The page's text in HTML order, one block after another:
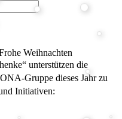
unterstützen die
Gruppe dieses Jahr zu
Initiativen: